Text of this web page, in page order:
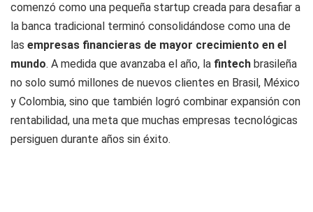
comenzó como una pequeña startup creada para desafiar a
la banca tradicional terminó consolidándose como una de
las empresas financieras de mayor crecimiento en el
mundo. A medida que avanzaba el año, la fintech brasileña
no solo sumó millones de nuevos clientes en Brasil, México
y Colombia, sino que también logró combinar expansión con
rentabilidad, una meta que muchas empresas tecnológicas
persiguen durante años sin éxito.